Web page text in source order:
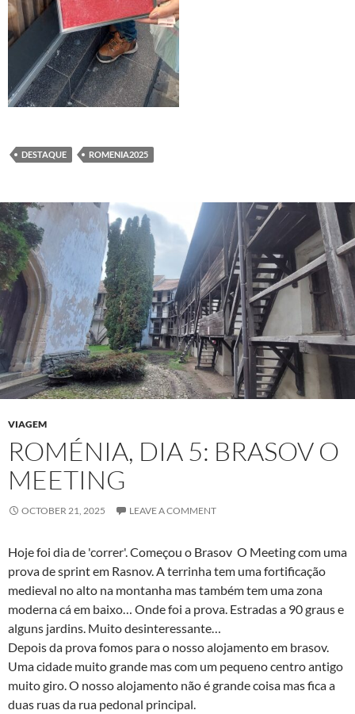
DESTAQUE ROMENIA2025
VIAGEM
ROMÉNIA, DIA 5: BRASOV O
MEETING
OCTOBER 21, 2025 LEAVE A COMMENT
Hoje foi dia de 'correr'. Começou o Brasov O Meeting com uma
prova de sprint em Rasnov. A terrinha tem uma fortificação
medieval no alto na montanha mas também tem uma zona
moderna cá em baixo… Onde foi a prova. Estradas a 90 graus e
alguns jardins. Muito desinteressante…
Depois da prova fomos para o nosso alojamento em brasov.
Uma cidade muito grande mas com um pequeno centro antigo
muito giro. O nosso alojamento não é grande coisa mas fica a
duas ruas da rua pedonal principal.